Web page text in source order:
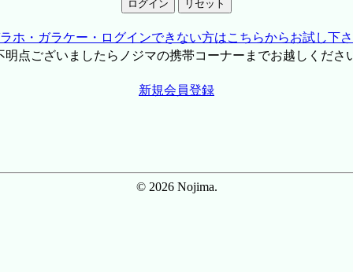
ホ・ガラケー・ログインできない方はこちらからお試し下
点ございましたらノジマの携帯コーナーまでお越しくださ
新規会員登録
© 2026 Nojima.